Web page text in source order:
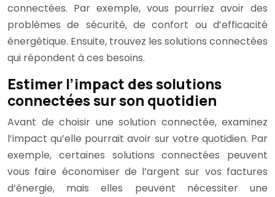
connectées. Par exemple, vous pourriez avoir des
problèmes de sécurité, de confort ou d’efficacité
énergétique. Ensuite, trouvez les solutions connectées
qui répondent à ces besoins.
Estimer l’impact des solutions
connectées sur son quotidien
Avant de choisir une solution connectée, examinez
l’impact qu’elle pourrait avoir sur votre quotidien. Par
exemple, certaines solutions connectées peuvent
vous faire économiser de l’argent sur vos factures
d’énergie, mais elles peuvent nécessiter une